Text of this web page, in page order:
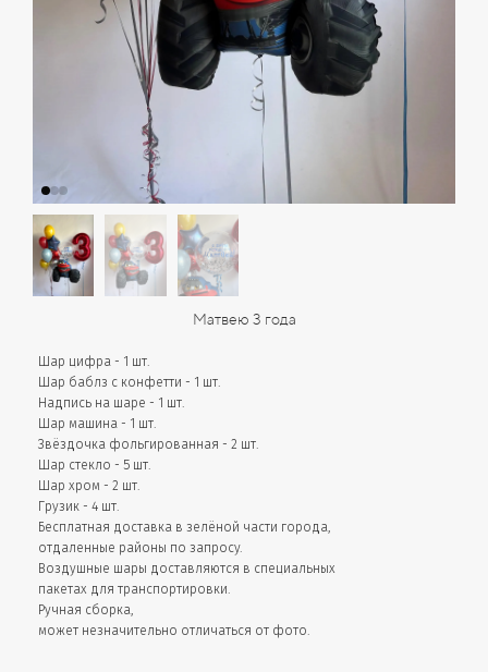
Матвею 3 года
Шар цифра - 1 шт.
Шар баблз с конфетти - 1 шт.
Надпись на шаре - 1 шт.
Шар машина - 1 шт.
Звёздочка фольгированная - 2 шт.
Шар стекло - 5 шт.
Шар хром - 2 шт.
Грузик - 4 шт.
Бесплатная доставка в зелёной части города,
отдаленные районы по запросу.
Воздушные шары доставляются в специальных
пакетах для транспортировки.
Ручная сборка,
может незначительно отличаться от фото.